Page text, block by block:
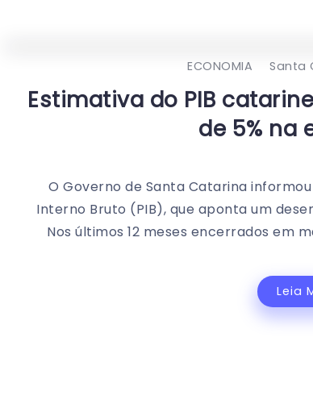
ECONOMIA Santa
Estimativa do PIB
de 5% na
O Governo de Santa Catarina
Interno Bruto (PIB), que aponta um
Nos últimos 12 meses encerrados em
Leia